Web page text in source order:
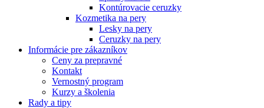
Kontúrovacie ceruzky
Kozmetika na pery
Lesky na pery
Ceruzky na pery
Informácie pre zákazníkov
Ceny za prepravné
Kontakt
Vernostný program
Kurzy a školenia
Rady a tipy